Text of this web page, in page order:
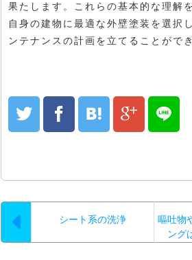
果たします。これらの基本的な理解
自身の建物に最適な外壁塗装を選択
ンテナンスの計画を立てることがで
シート系の洗浄
嘔吐物
ング